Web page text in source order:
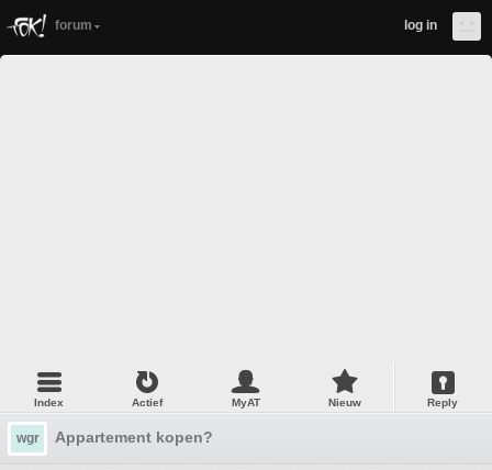
forum log in
Index Actief MyAT Nieuw Reply
wgr Appartement kopen?